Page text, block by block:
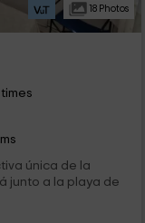
18 Photos
única de la
junto a la playa de